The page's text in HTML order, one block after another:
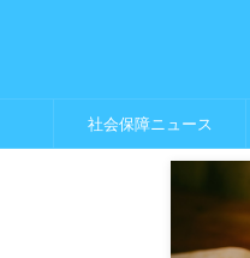
社会保障ニュース